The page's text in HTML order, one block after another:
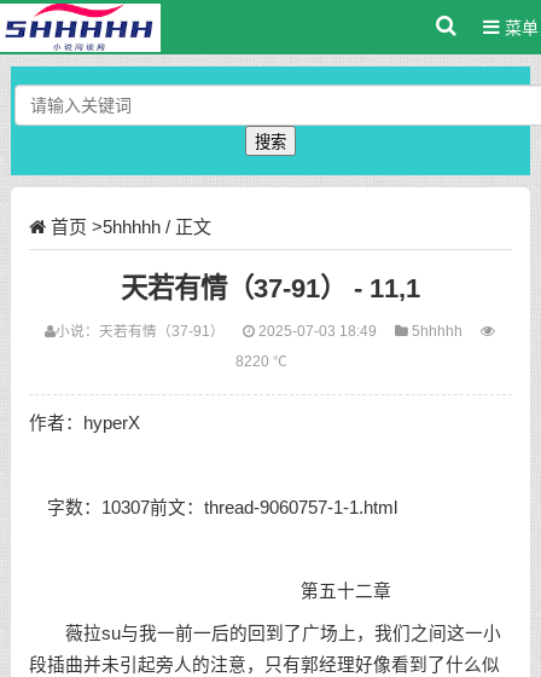
菜单
搜索
首页 >5hhhhh/ 正文
天若有情（37-91） - 11,1
小说： 天若有情（37-91） 2025-07-03 18:49
5hhhhh
8220 ℃
作者：hyperX
字数：10307前文：thread-9060757-1-1.html
第五十二章
薇拉su与我一前一后的回到了广场上，我们之间这一小
段插曲并未引起旁人的注意，只有郭经理好像看到了什么似